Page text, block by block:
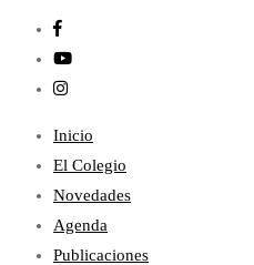
Inicio
El Colegio
Novedades
Agenda
Publicaciones